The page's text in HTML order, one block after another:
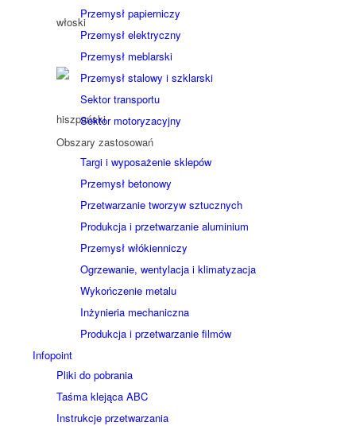
Przemysł papierniczy
Przemysł elektryczny
Przemysł meblarski
Przemysł stalowy i szklarski
Sektor transportu
Sektor motoryzacyjny
Obszary zastosowań
Targi i wyposażenie sklepów
Przemysł betonowy
Przetwarzanie tworzyw sztucznych
Produkcja i przetwarzanie aluminium
Przemysł włókienniczy
Ogrzewanie, wentylacja i klimatyzacja
Wykończenie metalu
Inżynieria mechaniczna
Produkcja i przetwarzanie filmów
Infopoint
Pliki do pobrania
Taśma klejąca ABC
Instrukcje przetwarzania